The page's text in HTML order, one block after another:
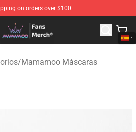
on orders over $100
Mamamoo Merchandise Shop
/Mamamoo Máscaras